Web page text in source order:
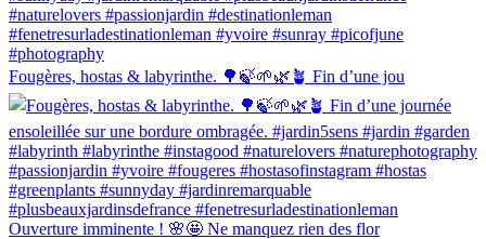
Fougères, hostas & labyrinthe. 🌳🍃🌱🌿🪴 Fin d’une jou
Ouverture imminente ! 🌸🤩 Ne manquez rien des flor